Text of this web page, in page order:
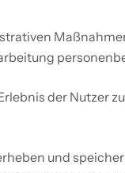
der Nutzer
und